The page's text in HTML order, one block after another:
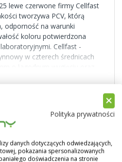
lewe czerwone firmy Cellfast
tworzywa PCV, którą
odporność na warunki
koloru potwierdzona
Cellfast -
w czterech średnicach
o łagodnym wygięciu oraz
63, 90 oraz 110. Systemy
firmę Cellfast dostępne
Polityka prywatności
danych dotyczących odwiedzających,
pokazania spersonalizowanych
doświadczenia na stronie